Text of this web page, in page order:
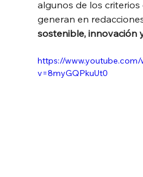
algunos de los criterios
generan en
sostenible, innovación
https://www.youtube.com/
v=8myGQPkuUt0